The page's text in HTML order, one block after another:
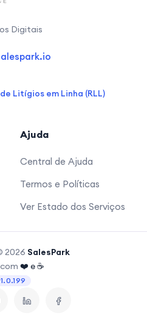
Digitais
Litígios em Linha (RLL)
Ajuda
Central de Ajuda
Termos e Políticas
Ver Estado dos Serviços
2026 SalesPark
❤️ e ☕